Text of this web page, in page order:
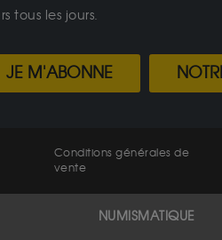
tous les jours.
JE M'ABONNE
Conditions générales de
vente
NUMISMATIQUE